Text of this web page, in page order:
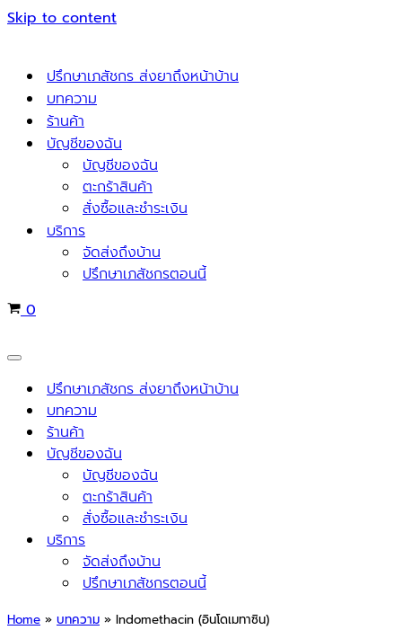
Skip to content
ปรึกษาเภสัชกร ส่งยาถึงหน้าบ้าน
บทความ
ร้านค้า
บัญชีของฉัน
บัญชีของฉัน
ตะกร้าสินค้า
สั่งซื้อและชำระเงิน
บริการ
จัดส่งถึงบ้าน
ปรึกษาเภสัชกรตอนนี้
Cart
0
Navigation
Menu ปรึกษาเภสัชกร ส่งยาถึงหน้าบ้าน
บทความ
ร้านค้า
บัญชีของฉัน
บัญชีของฉัน
ตะกร้าสินค้า
สั่งซื้อและชำระเงิน
บริการ
จัดส่งถึงบ้าน
ปรึกษาเภสัชกรตอนนี้
Home » บทความ » Indomethacin (อินโดเมทาซิน)